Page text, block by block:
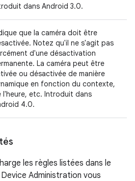
dans Android 3.0.
que la caméra doit être
Notez qu'il ne s'agit pas
d'une désactivation
La caméra peut être
ou désactivée de manière
en fonction du contexte,
l'heure, etc. Introduit dans
4.0.
les règles listées dans le
Administration vous